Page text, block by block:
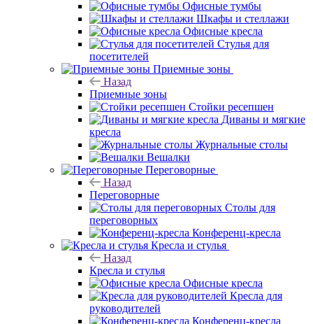
Офисные тумбы
Шкафы и стеллажи
Офисные кресла
Стулья для
посетителей
Приемные зоны
Назад
Приемные зоны
Стойки ресепшен
Диваны и мягкие
кресла
Журнальные столы
Вешалки
Переговорные
Назад
Переговорные
Столы для
переговорных
Конференц-кресла
Кресла и стулья
Назад
Кресла и стулья
Офисные кресла
Кресла для
руководителей
Конференц-кресла